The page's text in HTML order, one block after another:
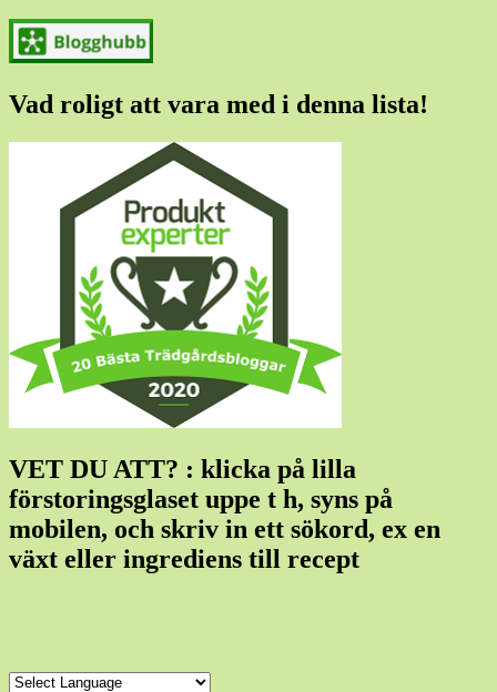
Vad roligt att vara med i denna lista!
VET DU ATT? : klicka på lilla
förstoringsglaset uppe t h, syns på
mobilen, och skriv in ett sökord, ex en
växt eller ingrediens till recept